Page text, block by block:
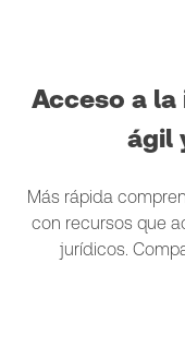
Acceso a
ágil
Más rápida
con recursos que
jurídicos.